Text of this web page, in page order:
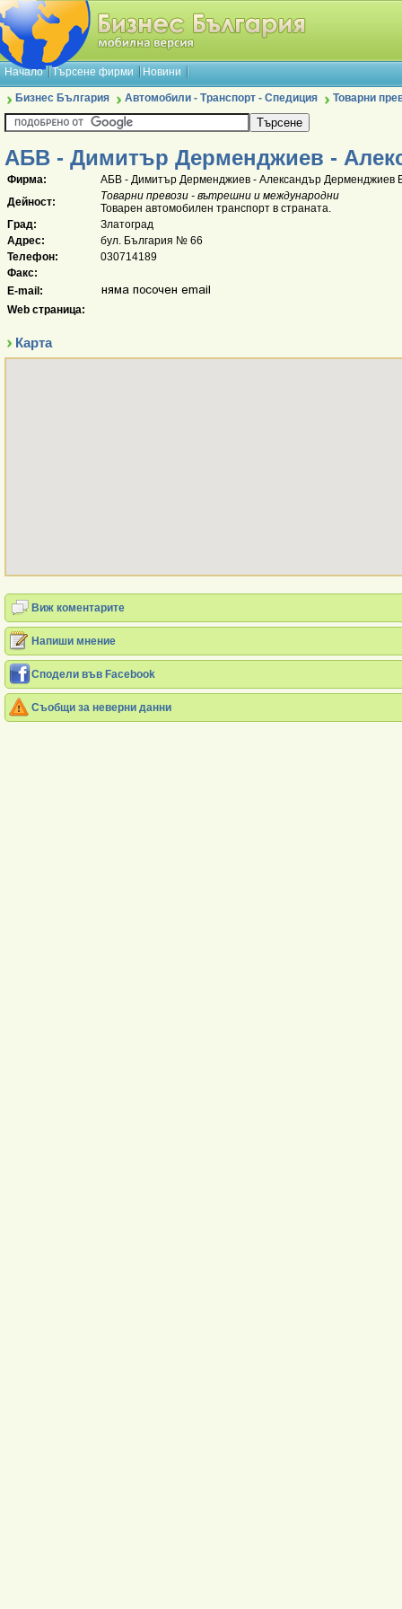
Начало Търсене фирми Новини
Бизнес България Автомобили - Транспорт - Спедиция Товарни
АБВ - Димитър Дерменджиев -
Фирма:
АБВ - Димитър Дерменджиев - Александър Дерменджиев
Дейност:
Товарни превози - вътрешни и международни
Товарен автомобилен транспорт в страната.
Град:
Златоград
Адрес:
бул. България № 66
Телефон:
030714189
Факс:
E-mail:
Web страница:
Карта
Виж коментарите
Напиши мнение
Сподели във Facebook
Съобщи за неверни данни